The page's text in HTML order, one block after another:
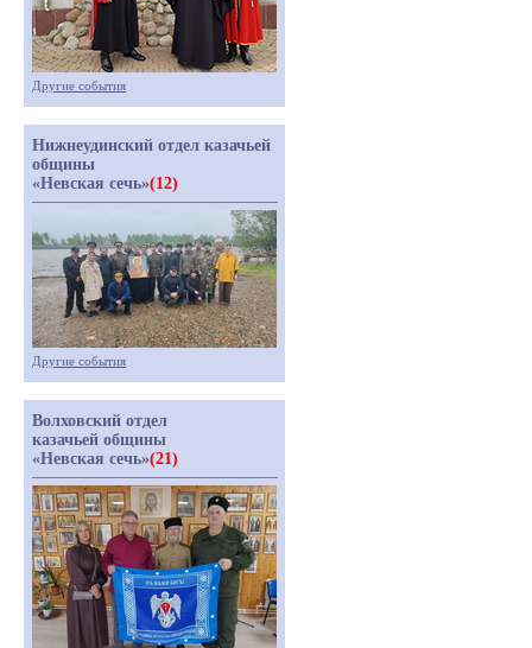
Другие события
Нижнеудинский отдел казачьей
общины
«Невская сечь»(12)
Другие события
Волховский отдел
казачьей общины
«Невская сечь»(21)